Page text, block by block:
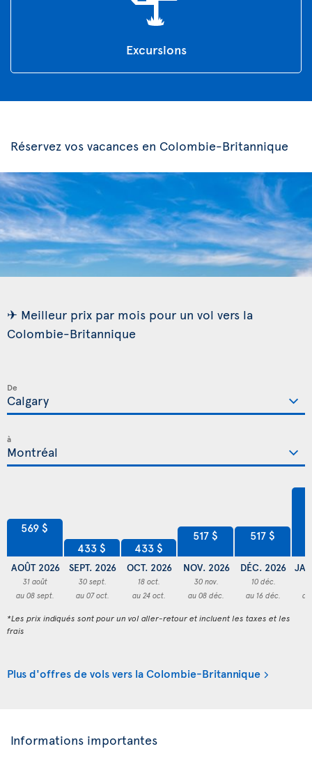
Excursions
Réservez vos vacances en Colombie-Britannique
✈ Meilleur prix par mois pour un vol vers la
Colombie-Britannique
De
à
569 $
AOÛT 2026
31 août
au 08 sept.
433 $
SEPT. 2026
30 sept.
au 07 oct.
433 $
OCT. 2026
18 oct.
au 24 oct.
517 $
NOV. 2026
30 nov.
au 08 déc.
517 $
DÉC. 2026
10 déc.
au 16 déc.
*Les prix indiqués sont pour un vol aller-retour et incluent les taxes et les
frais
Plus d'offres de vols vers la Colombie-Britannique
Informations importantes